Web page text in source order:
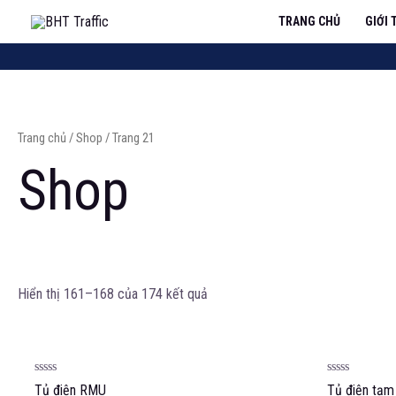
TRANG CHỦ GIỚI
Trang chủ /Shop / Trang 21
Shop
Hiển thị 161–168 của 174 kết quả
Được
Tủ điện RMU
Được
Tủ điện